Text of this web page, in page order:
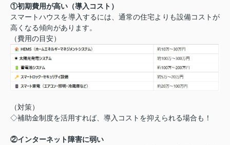
①初期費用が高い（導入コスト）
スマートハウスを導入するには、通常の住宅よりも設備コストが
高くなる傾向があります。
（費用の目安）
（対策）
◇補助金制度を活用すれば、導入コストを抑えられる場合も！
②インターネット障害に弱い